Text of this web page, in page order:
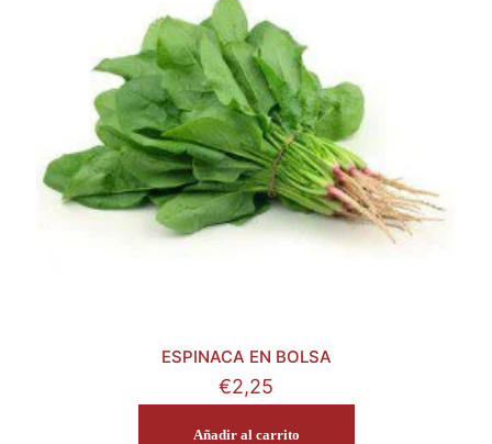
ESPINACA EN BOLSA
€2,25
Añadir al carrito